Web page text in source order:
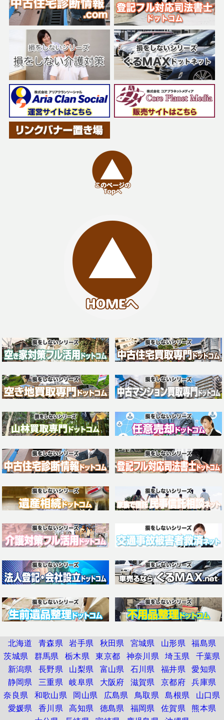
北海道 青森県 岩手県 秋田県 宮城県 山形県 福島県
茨城県 群馬県 栃木県 東京都 神奈川県 埼玉県 千葉県
新潟県 長野県 山梨県 富山県 石川県 福井県 愛知県
静岡県 三重県 岐阜県 大阪府 滋賀県 京都府 兵庫県
奈良県 和歌山県 岡山県 広島県 鳥取県 島根県
山口県
愛媛県 香川県 高知県 徳島県 福岡県 佐賀県 熊本県